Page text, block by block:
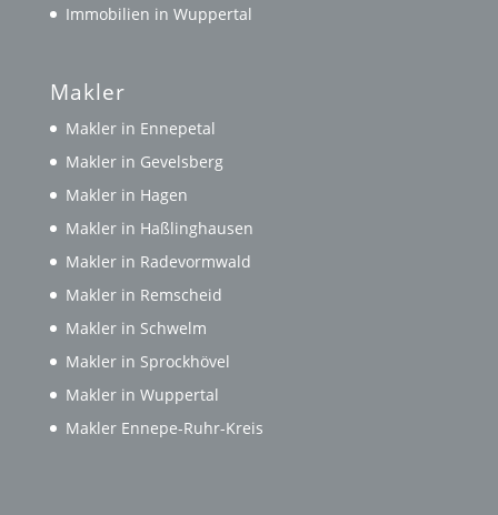
Immobilien in Wuppertal
Makler
Makler in Ennepetal
Makler in Gevelsberg
Makler in Hagen
Makler in Haßlinghausen
Makler in Radevormwald
Makler in Remscheid
Makler in Schwelm
Makler in Sprockhövel
Makler in Wuppertal
Makler Ennepe-Ruhr-Kreis